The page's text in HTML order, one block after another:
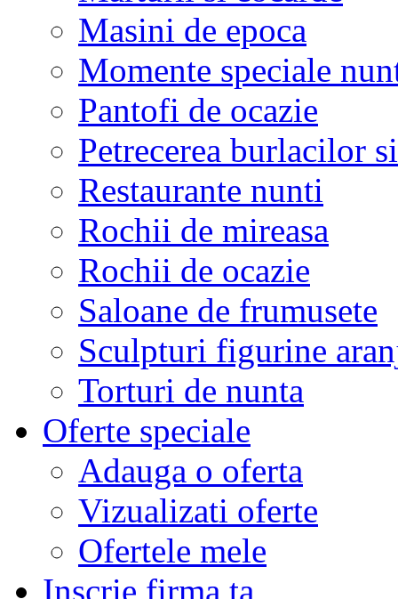
Masini de epoca
Momente speciale
Pantofi de ocazie
Petrecerea burlacilor
Restaurante nunti
Rochii de mireasa
Rochii de ocazie
Saloane de frumusete
Sculpturi figurine
Torturi de nunta
Oferte speciale
Adauga o oferta
Vizualizati oferte
Ofertele mele
Inscrie firma ta